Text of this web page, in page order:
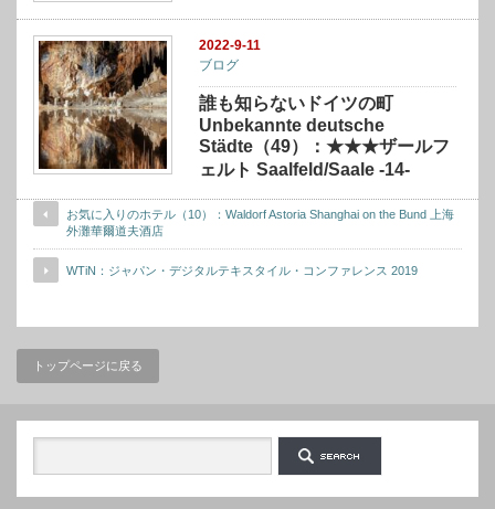
2022-9-11
ブログ
誰も知らないドイツの町
Unbekannte deutsche
Städte（49）：★★★ザールフ
ェルト Saalfeld/Saale -14-
お気に入りのホテル（10）：Waldorf Astoria Shanghai on the Bund 上海
外灘華爾道夫酒店
WTiN：ジャパン・デジタルテキスタイル・コンファレンス 2019
トップページに戻る